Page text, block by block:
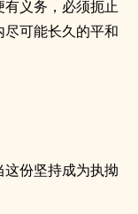
义务，必须扼止
可能长久的平和
份坚持成为执拗